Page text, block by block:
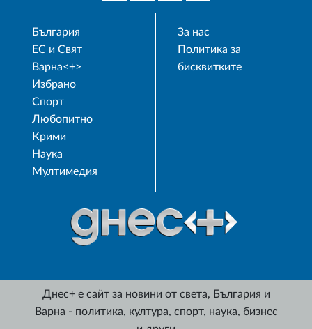
България
ЕС и Свят
Варна<+>
Избрано
Спорт
Любопитно
Крими
Наука
Мултимедия
За нас
Политика за
бисквитките
Днес+ е сайт за новини от света, България и
Варна - политика, култура, спорт, наука, бизнес